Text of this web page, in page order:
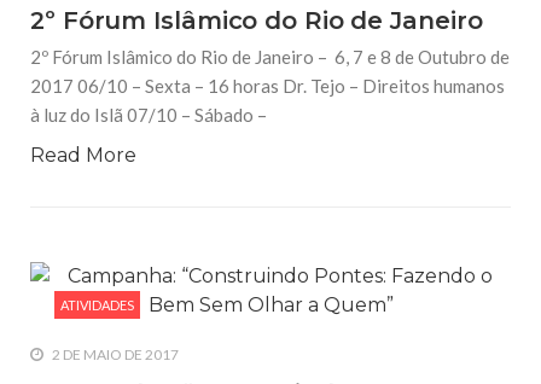
2º Fórum Islâmico do Rio de Janeiro
2º Fórum Islâmico do Rio de Janeiro – 6, 7 e 8 de Outubro de
2017 06/10 – Sexta – 16 horas Dr. Tejo – Direitos humanos
à luz do Islã 07/10 – Sábado –
Read More
ATIVIDADES
2 DE MAIO DE 2017